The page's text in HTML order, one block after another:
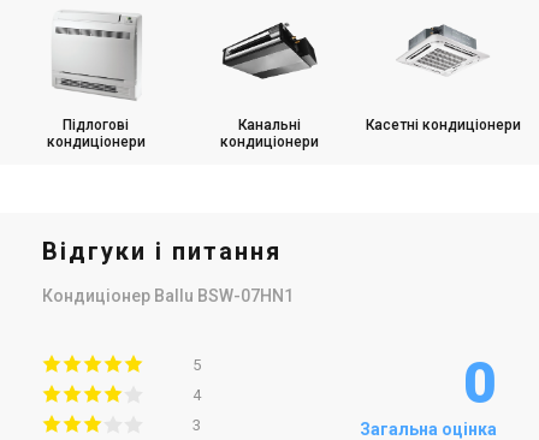
Підлогові
кондиціонери
Канальні
кондиціонери
Касетні кондиціонери
Відгуки і питання
Кондиціонер Ballu BSW-07HN1
5
4
3
0
Загальна оцінка